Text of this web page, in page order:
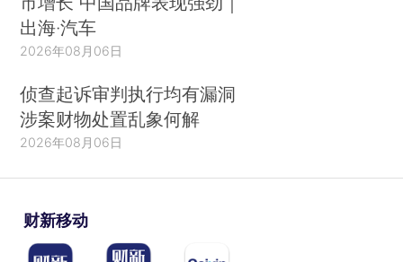
出海·汽车
2026年08月06日
侦查起诉审判执行均有漏洞
涉案财物处置乱象何解
2026年08月06日
财新移动